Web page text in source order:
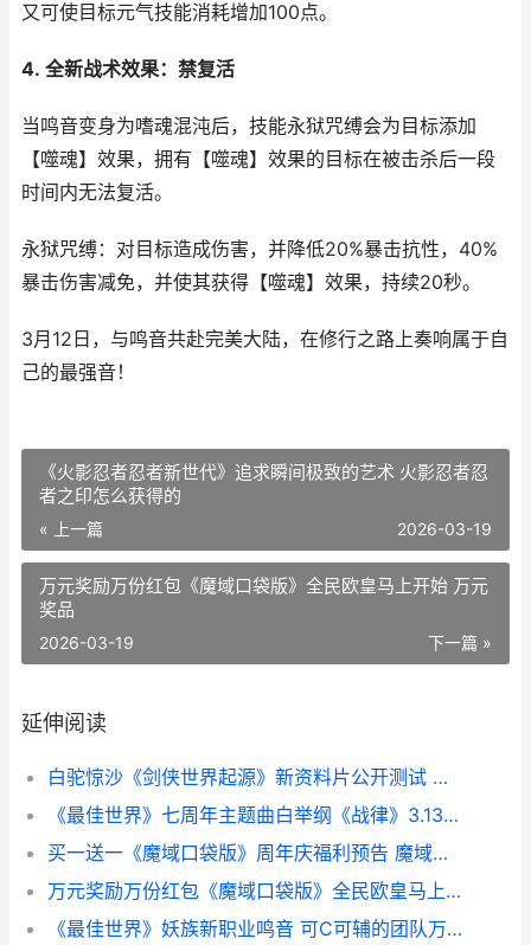
又可使目标元气技能消耗增加100点。
4. 全新战术效果：禁复活
当鸣音变身为嗜魂混沌后，技能永狱咒缚会为目标添加
【噬魂】效果，拥有【噬魂】效果的目标在被击杀后一段
时间内无法复活。
永狱咒缚：对目标造成伤害，并降低20%暴击抗性，40%
暴击伤害减免，并使其获得【噬魂】效果，持续20秒。
3月12日，与鸣音共赴完美大陆，在修行之路上奏响属于自
己的最强音！
《火影忍者忍者新世代》追求瞬间极致的艺术 火影忍者忍
者之印怎么获得的
« 上一篇 2026-03-19
万元奖励万份红包《魔域口袋版》全民欧皇马上开始 万元
奖品
下一篇 »
2026-03-19
延伸阅读
白驼惊沙《剑侠世界起源》新资料片公开测试 剑三白骆驼
《最佳世界》七周年主题曲白举纲《战律》3.13首发 世界最佳拍档是谁
买一送一《魔域口袋版》周年庆福利预告 魔域送vip15
万元奖励万份红包《魔域口袋版》全民欧皇马上开始 万元奖品
《最佳世界》妖族新职业鸣音 可C可辅的团队万金油 《最佳世界》妖怪有哪些